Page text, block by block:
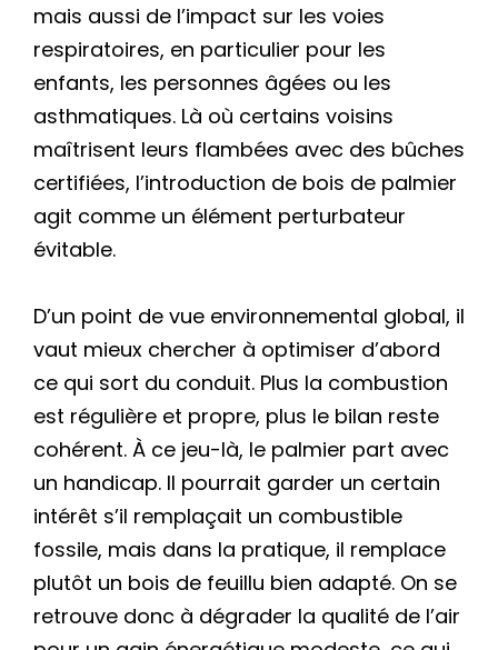
mais aussi de l’impact sur les voies
respiratoires, en particulier pour les
enfants, les personnes âgées ou les
asthmatiques. Là où certains voisins
maîtrisent leurs flambées avec des bûches
certifiées, l’introduction de bois de palmier
agit comme un élément perturbateur
évitable.
D’un point de vue environnemental global, il
vaut mieux chercher à optimiser d’abord
ce qui sort du conduit. Plus la combustion
est régulière et propre, plus le bilan reste
cohérent. À ce jeu-là, le palmier part avec
un handicap. Il pourrait garder un certain
intérêt s’il remplaçait un combustible
fossile, mais dans la pratique, il remplace
plutôt un bois de feuillu bien adapté. On se
retrouve donc à dégrader la qualité de l’air